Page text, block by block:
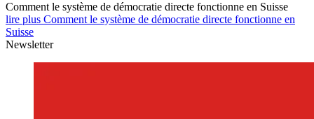
Comment le système de démocratie directe fonctionne en Suisse
lire plus Comment le système de démocratie directe fonctionne en
Suisse
Newsletter